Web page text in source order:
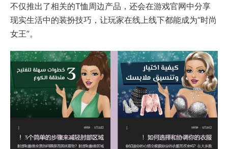
不仅推出了相关的T恤周边产品，还会在游戏官网中分享
现实生活中的装扮技巧，让玩家在线上线下都能成为“时尚
女王”。